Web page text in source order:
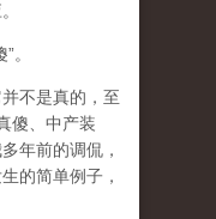
。
不是真的，至
傻、中产装
年前的调侃，
的简单例子，